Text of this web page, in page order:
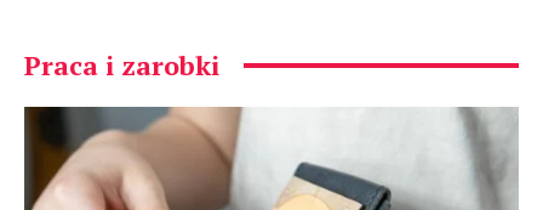
Praca i zarobki